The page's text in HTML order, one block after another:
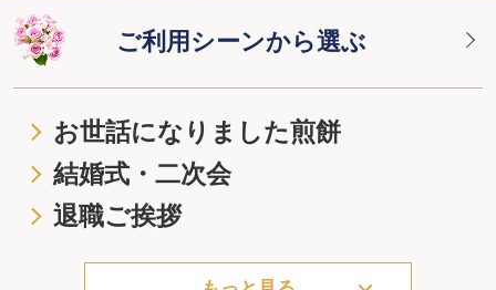
ご利用シーンから選ぶ
お世話になりました煎餅
結婚式・二次会
退職ご挨拶